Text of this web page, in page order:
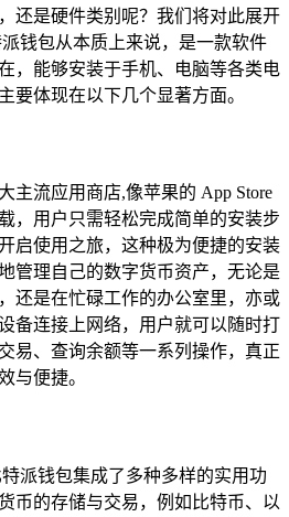
还是硬件类别呢？我们将对此展开
钱包从本质上来说，是一款软件
，能够安装于手机、电脑等各类电
要体现在以下几个显著方面。
主流应用商店,像苹果的 App Store
，用户只需轻松完成简单的安装步
启使用之旅，这种极为便捷的安装
管理自己的数字货币资产，无论是
还是在忙碌工作的办公室里，亦或
备连接上网络，用户就可以随时打
易、查询余额等一系列操作，真正
与便捷。
派钱包集成了多种多样的实用功
币的存储与交易，例如比特币、以